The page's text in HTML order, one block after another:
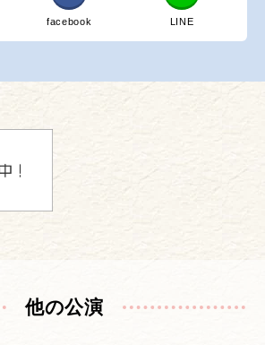
facebook LINE
他の公演